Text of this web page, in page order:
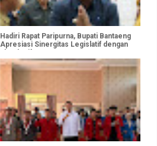
Hadiri Rapat Paripurna, Bupati Bantaeng
Apresiasi Sinergitas Legislatif dengan
Eksekutif